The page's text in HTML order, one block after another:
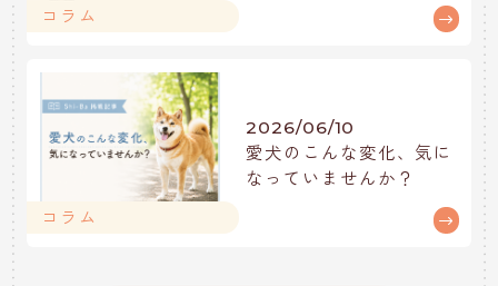
コラム
コラム
2026/06/10
愛犬のこんな変化、気に
なっていませんか？